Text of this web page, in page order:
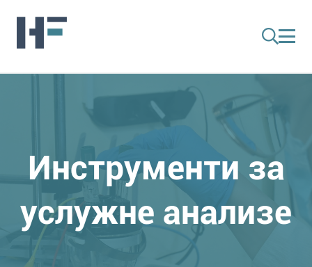
Инструменти за
услужне анализе